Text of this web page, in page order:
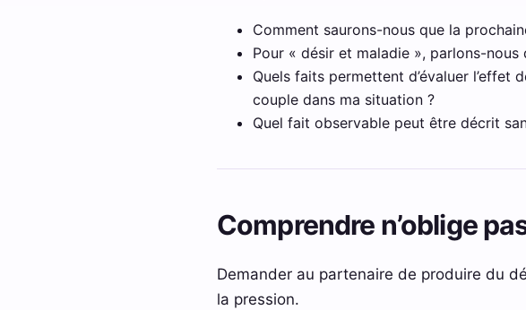
Comment saurons-nous que la
Pour « désir et maladie », parlons-
Quels faits permettent d’évaluer
couple dans ma situation ?
Quel fait observable peut être décrit
Comprendre n’oblige
Demander au partenaire de produire du
la pression.